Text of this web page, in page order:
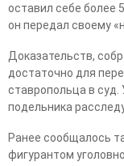
оставил себе более
он передал своему
Доказательств,
достаточно для
ставропольца в суд.
подельника
Ранее сообщалось
фигурантом